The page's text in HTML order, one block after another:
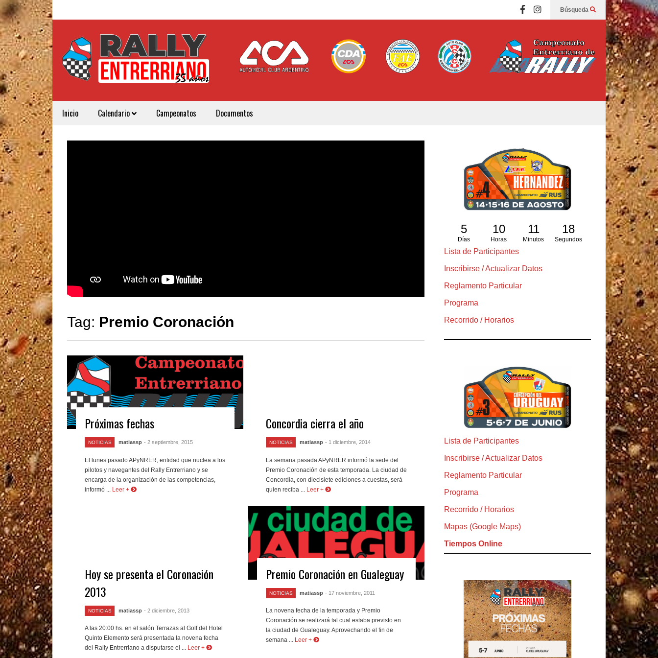
Búsqueda
Inicio Calendario Campeonatos Documentos
Tag: Premio Coronación
Próximas fechas
NOTICIAS matiassp - 2 septiembre, 2015
El lunes pasado APyNRER, entidad que nuclea a los
pilotos y navegantes del Rally Entrerriano y se
encarga de la organización de las competencias,
informó ...
Leer +
Concordia cierra el año
NOTICIAS matiassp - 1 diciembre, 2014
La semana pasada APyNRER informó la sede del
Premio Coronación de esta temporada. La ciudad de
Concordia, con diecisiete ediciones a cuestas, será
quien reciba ...
Leer +
Hoy se presenta el Coronación
2013
NOTICIAS matiassp - 2 diciembre, 2013
A las 20:00 hs. en el salón Terrazas al Golf del Hotel
Quinto Elemento será presentada la novena fecha
del Rally Entrerriano a disputarse el ... Leer +
Premio Coronación en Gualeguay
NOTICIAS matiassp - 17 noviembre, 2011
La novena fecha de la temporada y Premio
Coronación se realizará tal cual estaba previsto en
la ciudad de Gualeguay. Aprovechando el fin de
semana ... Leer +
5
Días
10
Horas
11
Minutos
16
Segundos
Lista de Participantes
Inscribirse / Actualizar Datos
Reglamento Particular
Programa
Recorrido / Horarios
Lista de Participantes
Inscribirse / Actualizar Datos
Reglamento Particular
Programa
Recorrido / Horarios
Mapas (Google Maps)
Tiempos Online